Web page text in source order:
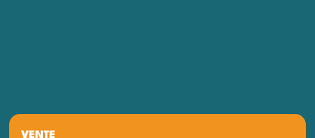
VENTE